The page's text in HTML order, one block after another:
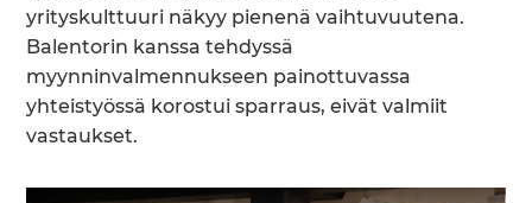
yrityskulttuuri näkyy pienenä vaihtuvuutena.
Balentorin kanssa tehdyssä
myynninvalmennukseen painottuvassa
yhteistyössä korostui sparraus, eivät valmiit
vastaukset.